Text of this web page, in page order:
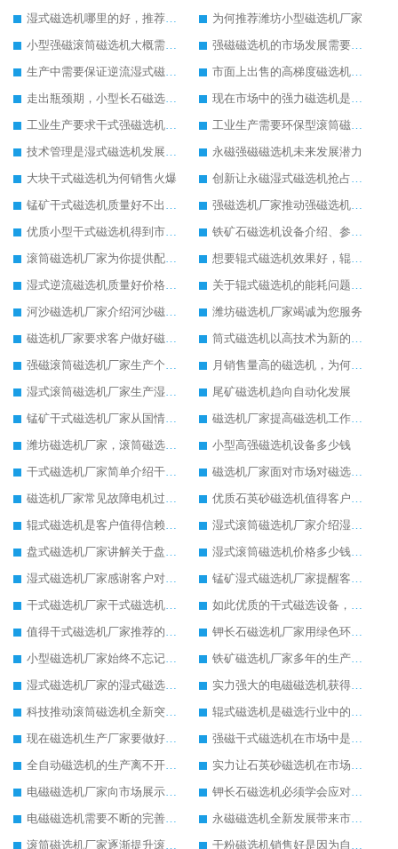
湿式磁选机哪里的好，推荐合适厂家
为何推荐潍坊小型磁选机厂家
小型强磁滚筒磁选机大概需要多少钱
强磁磁选机的市场发展需要转型创新
生产中需要保证逆流湿式磁选机设备质量
市面上出售的高梯度磁选机多少钱一台
走出瓶颈期，小型长石磁选机迎来新的发展空间
现在市场中的强力磁选机是如何定价的
工业生产要求干式强磁选机的实力不断提升
工业生产需要环保型滚筒磁选机的支持
技术管理是湿式磁选机发展的关键
永磁强磁磁选机未来发展潜力
大块干式磁选机为何销售火爆
创新让永磁湿式磁选机抢占工业市场
锰矿干式磁选机质量好不出名都难
强磁选机厂家推动强磁选机发起绿色环保生产
优质小型干式磁选机得到市场更加器重
铁矿石磁选机设备介绍、参数以及厂家实力介绍
滚筒磁选机厂家为你提供配置齐全的滚筒磁选机设备
想要辊式磁选机效果好，辊式磁选机的操作细节要重视
湿式逆流磁选机质量好价格便宜
关于辊式磁选机的能耗问题辊式磁选机厂家有话说
河沙磁选机厂家介绍河沙磁选机的安装和维护工作
潍坊磁选机厂家竭诚为您服务
磁选机厂家要求客户做好磁选机的安全操作细节
筒式磁选机以高技术为新的生产起点
强磁滚筒磁选机厂家生产个性化的强磁滚筒磁选机
月销售量高的磁选机，为何是永磁筒式磁选机
湿式滚筒磁选机厂家生产湿式滚筒磁选机获得客户点赞
尾矿磁选机趋向自动化发展
锰矿干式磁选机厂家从国情出发生产靠谱锰矿干式磁选机
磁选机厂家提高磁选机工作效率有妙招
潍坊磁选机厂家，滚筒磁选机比较可靠
小型高强磁选机设备多少钱
干式磁选机厂家简单介绍干式磁选机的性能与特点
磁选机厂家面对市场对磁选机有强劲的发展信心
磁选机厂家常见故障电机过热异常声音的原因及方法
优质石英砂磁选机值得客户追捧
辊式磁选机是客户值得信赖的磁选设备
湿式滚筒磁选机厂家介绍湿式滚筒磁选机性能、特点以及原理
盘式磁选机厂家讲解关于盘式磁选机的原理以及应用
湿式滚筒磁选机价格多少钱，推荐有实力的生产厂家
湿式磁选机厂家感谢客户对湿式磁选机的支持认可
锰矿湿式磁选机厂家提醒客户锰矿湿式磁选机夏季使用注意事项
干式磁选机厂家干式磁选机为市场增添发展活力
如此优质的干式磁选设备，客户不远千里来选购
值得干式磁选机厂家推荐的干式磁选机设备
钾长石磁选机厂家用绿色环保为钾长石磁选机的核心发展
小型磁选机厂家始终不忘记努力发展自身
铁矿磁选机厂家多年的生产让铁矿磁选机积累了较多经验
湿式磁选机厂家的湿式磁选机发展逐渐强大
实力强大的电磁磁选机获得市场的认可
科技推动滚筒磁选机全新突破发展
辊式磁选机是磁选行业中的冉冉升起的新星
现在磁选机生产厂家要做好顺应时代的准备
强磁干式磁选机在市场中是无可替代的
全自动磁选机的生产离不开技术创新
实力让石英砂磁选机在市场中发展稳如泰山
电磁磁选机厂家向市场展示电磁磁选机的无穷活力
钾长石磁选机必须学会应对市场压力发展
电磁磁选机需要不断的完善才能成为行业佼佼者
永磁磁选机全新发展带来市场新的活力
滚筒磁选机厂家逐渐提升滚筒磁选机的生产实力
干粉磁选机销售好是因为自身实力强